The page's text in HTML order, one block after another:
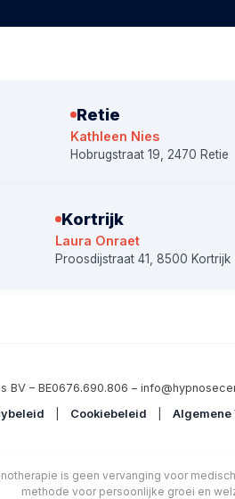
Retie
Kathleen Nies
Hobrugstraat 19, 2470 Retie
Kortrijk
Laura Onraet
Proosdijstraat 41, 8500 Kortrijk
BV – BE0676.690.806 –
Cookiebeleid Algemene
is geen vervanging voor
methode voor persoonlijke groei en